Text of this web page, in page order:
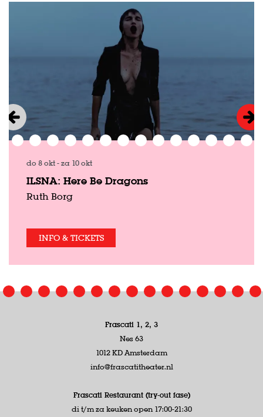
ILSNA: Here Be Dragons
Ruth Borg
do 8 okt-za 10 okt
INFO & TICKETS
Frascati 1, 2, 3
Nes 63
1012 KD Amsterdam
info@frascatitheater.nl
Frascati Restaurant (try-out fase)
di t/m za keuken open 17:00-21:30